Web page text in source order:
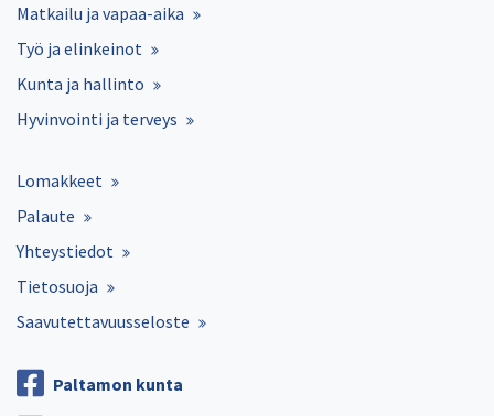
Matkailu ja vapaa-aika
Työ ja elinkeinot
Kunta ja hallinto
Hyvinvointi ja terveys
Lomakkeet
Palaute
Yhteystiedot
Tietosuoja
Saavutettavuusseloste
Paltamon kunta